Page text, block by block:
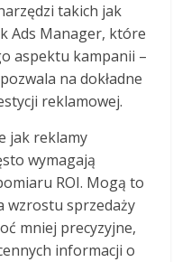
takich jak
Ads Manager, które
aspektu kampanii –
na dokładne
reklamowej.
jak reklamy
wymagają
ROI. Mogą to
wzrostu sprzedaży
mniej precyzyjne,
informacji o